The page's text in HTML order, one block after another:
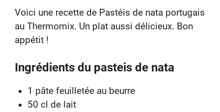
Voici une recette de Pastéis de nata portugais
au Thermomix. Un plat aussi délicieux. Bon
appétit !
Ingrédients du pasteis de nata
1 pâte feuilletée au beurre
50 cl de lait